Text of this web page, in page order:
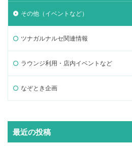
その他（イベントなど）
ツナガルナルセ関連情報
ラウンジ利用・店内イベントなど
なぞとき企画
最近の投稿